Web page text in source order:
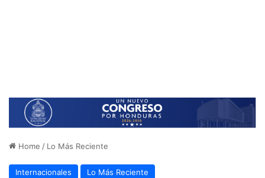
Home / Lo Más Reciente
Internacionales Lo Más Reciente